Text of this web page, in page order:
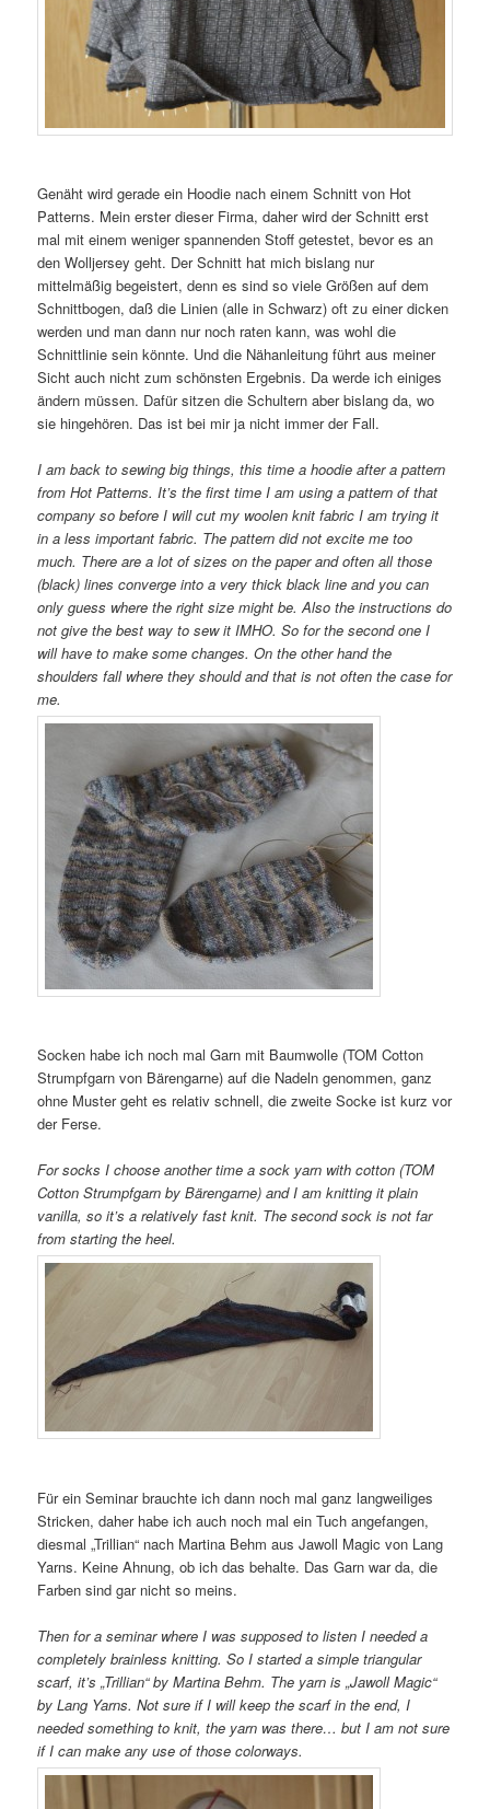
Genäht wird gerade ein Hoodie nach einem Schnitt von Hot
Patterns. Mein erster dieser Firma, daher wird der Schnitt erst
mal mit einem weniger spannenden Stoff getestet, bevor es an
den Wolljersey geht. Der Schnitt hat mich bislang nur
mittelmäßig begeistert, denn es sind so viele Größen auf dem
Schnittbogen, daß die Linien (alle in Schwarz) oft zu einer dicken
werden und man dann nur noch raten kann, was wohl die
Schnittlinie sein könnte. Und die Nähanleitung führt aus meiner
Sicht auch nicht zum schönsten Ergebnis. Da werde ich einiges
ändern müssen. Dafür sitzen die Schultern aber bislang da, wo
sie hingehören. Das ist bei mir ja nicht immer der Fall.
I am back to sewing big things, this time a hoodie after a pattern
from Hot Patterns. It’s the first time I am using a pattern of that
company so before I will cut my woolen knit fabric I am trying it
in a less important fabric. The pattern did not excite me too
much. There are a lot of sizes on the paper and often all those
(black) lines converge into a very thick black line and you can
only guess where the right size might be. Also the instructions do
not give the best way to sew it IMHO. So for the second one I
will have to make some changes. On the other hand the
shoulders fall where they should and that is not often the case for
me.
Socken habe ich noch mal Garn mit Baumwolle (TOM Cotton
Strumpfgarn von Bärengarne) auf die Nadeln genommen, ganz
ohne Muster geht es relativ schnell, die zweite Socke ist kurz vor
der Ferse.
For socks I choose another time a sock yarn with cotton (TOM
Cotton Strumpfgarn by Bärengarne) and I am knitting it plain
vanilla, so it’s a relatively fast knit. The second sock is not far
from starting the heel.
Für ein Seminar brauchte ich dann noch mal ganz langweiliges
Stricken, daher habe ich auch noch mal ein Tuch angefangen,
diesmal „Trillian“ nach Martina Behm aus Jawoll Magic von Lang
Yarns. Keine Ahnung, ob ich das behalte. Das Garn war da, die
Farben sind gar nicht so meins.
Then for a seminar where I was supposed to listen I needed a
completely brainless knitting. So I started a simple triangular
scarf, it’s „Trillian“ by Martina Behm. The yarn is „Jawoll Magic“
by Lang Yarns. Not sure if I will keep the scarf in the end, I
needed something to knit, the yarn was there… but I am not sure
if I can make any use of those colorways.